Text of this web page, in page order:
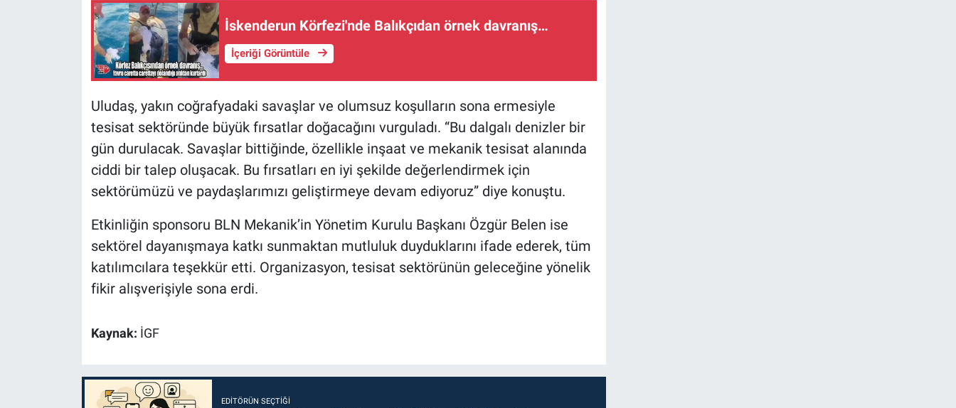
İskenderun Körfezi'nde Balıkçıdan örnek davranış…
İçeriği Görüntüle
Uludaş, yakın coğrafyadaki savaşlar ve olumsuz koşulların sona ermesiyle
tesisat sektöründe büyük fırsatlar doğacağını vurguladı. “Bu dalgalı denizler bir
gün durulacak. Savaşlar bittiğinde, özellikle inşaat ve mekanik tesisat alanında
ciddi bir talep oluşacak. Bu fırsatları en iyi şekilde değerlendirmek için
sektörümüzü ve paydaşlarımızı geliştirmeye devam ediyoruz” diye konuştu.
Etkinliğin sponsoru BLN Mekanik’in Yönetim Kurulu Başkanı Özgür Belen ise
sektörel dayanışmaya katkı sunmaktan mutluluk duyduklarını ifade ederek, tüm
katılımcılara teşekkür etti. Organizasyon, tesisat sektörünün geleceğine yönelik
fikir alışverişiyle sona erdi.
Kaynak: İGF
EDITÖRÜN SEÇTIĞI